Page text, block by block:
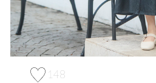
148